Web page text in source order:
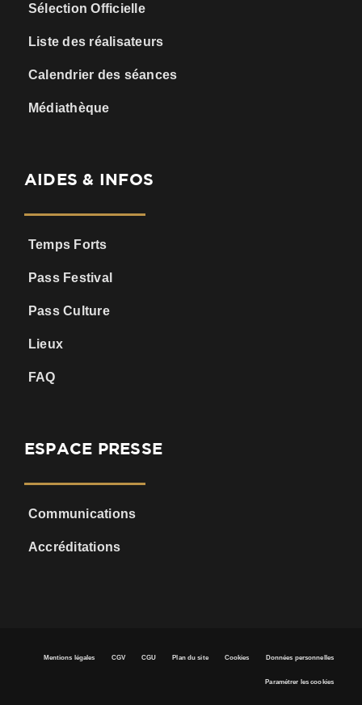
Sélection Officielle
Liste des réalisateurs
Calendrier des séances
Médiathèque
AIDES & INFOS
Temps Forts
Pass Festival
Pass Culture
Lieux
FAQ
ESPACE PRESSE
Communications
Accréditations
Mentions légales CGV CGU Plan du site Cookies Données personnelles
Paramétrer les cookies